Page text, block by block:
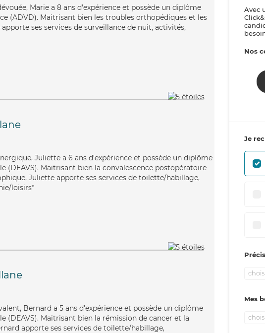
Marie a 8 ans d'expérience et possède un diplôme
(ADVD). Maitrisant bien les troubles orthopédiques et les
ses services de surveillance de nuit, activités,
Juliette a 6 ans d'expérience et possède un diplôme
(DEAVS). Maitrisant bien la convalescence postopératoire
Juliette apporte ses services de toilette/habillage,
loisirs*
Bernard a 5 ans d'expérience et possède un diplôme
(DEAVS). Maitrisant bien la rémission de cancer et la
apporte ses services de toilette/habillage,
Avec
Nos
Je
Mes